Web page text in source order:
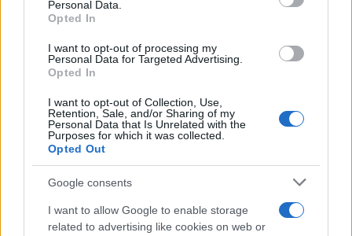
Personal Data.
Opted In
I want to opt-out of processing my
Personal Data for Targeted Advertising.
Opted In
I want to opt-out of Collection, Use,
Retention, Sale, and/or Sharing of my
Personal Data that Is Unrelated with the
Purposes for which it was collected.
Opted Out
Google consents
I want to allow Google to enable storage
related to advertising like cookies on web or